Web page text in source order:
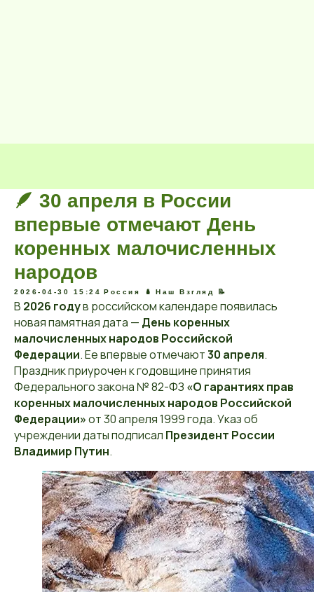
🪶 30 апреля в России
впервые отмечают День
коренных малочисленных
народов
2026-04-30 15:24 Россия 🪆 Наш Взгляд 📝
В 2026 годув российском календаре появилась
новая памятная дата — День коренных
малочисленных народов Российской
Федерации. Ее впервые отмечают30 апреля.
Праздник приурочен к годовщине принятия
Федерального закона № 82-ФЗ «О гарантиях прав
коренных малочисленных народов Российской
Федерации»от 30 апреля 1999 года. Указ об
учреждении даты подписал Президент России
Владимир Путин.